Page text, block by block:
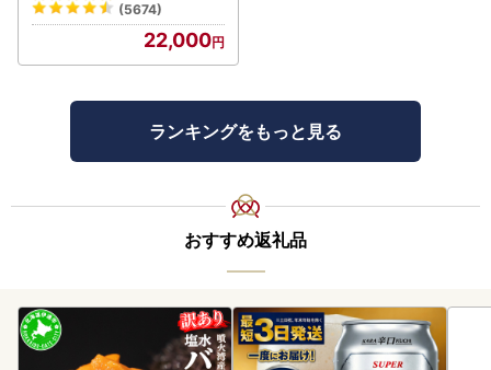
(5674)
22,000
ランキングをもっと見る
おすすめ返礼品